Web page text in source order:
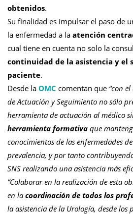
obtenidos.
Su finalidad es impulsar el paso de
la enfermedad a la atención
cual tiene en cuenta no solo la
continuidad de la asistencia y el
paciente.
Desde la OMC comentan que “con
de Actuación y Seguimiento no sólo
herramienta de actuación al médico
herramienta formativa que
conocimientos de las enfermedades
prevalencia, y por tanto
SNS realizando una asistencia más
“Colaborar en la realización de esta
en lacoordinación de todos los
la asistencia de la Urología, desde los